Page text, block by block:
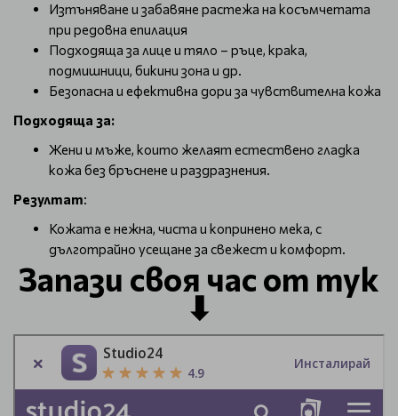
Изтъняване и забавяне растежа на косъмчетата
при редовна епилация
Подходяща за лице и тяло – ръце, крака,
подмишници, бикини зона и др.
Безопасна и ефективна дори за чувствителна кожа
Подходяща за:
Жени и мъже, които желаят естествено гладка
кожа без бръснене и раздразнения.
Резултат:
Кожата е нежна, чиста и копринено мека, с
дълготрайно усещане за свежест и комфорт.
Запази своя час от тук
⬇